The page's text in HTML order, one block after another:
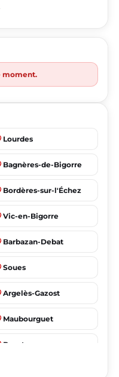
moment.
Lourdes
Bagnères-de-Bigorre
Bordères-sur-l'Échez
Vic-en-Bigorre
Barbazan-Debat
Soues
Argelès-Gazost
Maubourguet
Bazet